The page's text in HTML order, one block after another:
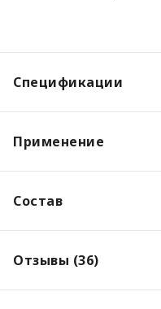
Спецификации
Применение
Состав
Отзывы (36)